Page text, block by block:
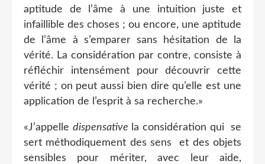
aptitude de l’âme à une intuition juste et
infaillible des choses ; ou encore, une aptitude
de l’âme à s’emparer sans hésitation de la
vérité. La considération par contre, consiste à
réfléchir intensément pour découvrir cette
vérité ; on peut aussi bien dire qu’elle est une
application de l’esprit à sa recherche.»
«J’appelle dispensative la considération qui
se
sert méthodiquement des sens
et des objets
sensibles pour mériter, avec leur aide,